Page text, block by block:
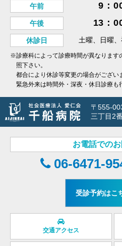
午前 9：
午後 13：
休診日 土曜、日曜
※診療科によって診療時間が異なります
照下さい。
都合により休診等変更の場合がござい
緊急外来は時間外・深夜・休日診療も
〒555-
三丁目2
お電話での
06-6471-
受診予約はこ
交通アクセス